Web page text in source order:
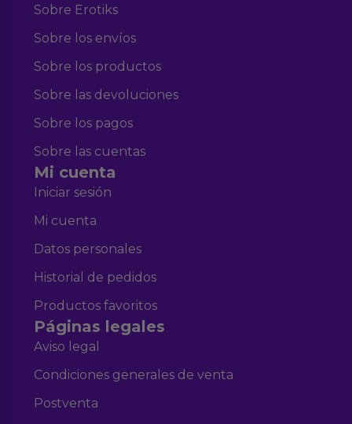
Sobre Erotiks
Sobre los envíos
Sobre los productos
Sobre las devoluciones
Sobre los pagos
Sobre las cuentas
Mi cuenta
Iniciar sesión
Mi cuenta
Datos personales
Historial de pedidos
Productos favoritos
Páginas legales
Aviso legal
Condiciones generales de venta
Postventa